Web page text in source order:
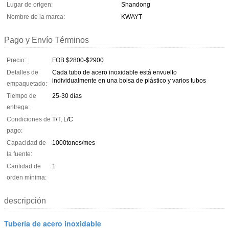
Lugar de origen:
Shandong
Nombre de la marca:
KWAYT
Pago y Envío Términos
Precio:
FOB $2800-$2900
Detalles de
empaquetado:
Cada tubo de acero inoxidable está envuelto
individualmente en una bolsa de plástico y varios tubos
Tiempo de
entrega:
25-30 días
Condiciones de
pago:
T/T, L/C
Capacidad de
la fuente:
1000tones/mes
Cantidad de
orden mínima:
1
descripción
Tubería de acero inoxidable